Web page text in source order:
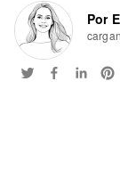
Por